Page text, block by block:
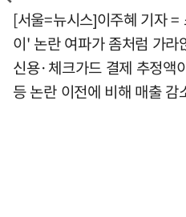
[서울=뉴시스]이주혜 기자
이' 논란 여파가 좀처럼 가
신용·체크가드 결제 추정액
등 논란 이전에 비해 매출 감